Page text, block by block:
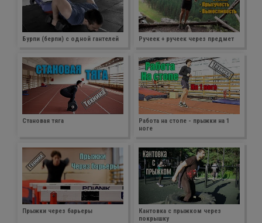
Бурпи (берпи) с одной гантелей Ручеек + ручеек через предмет
Становая тяга
Работа на стопе - прыжки на 1
ноге
Прыжки через барьеры
Кантовка с прыжком через
покрышку